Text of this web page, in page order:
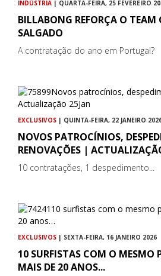
INDÚSTRIA | QUARTA-FEIRA, 25 FEVEREIRO
BILLABONG REFORÇA O
SALGADO
A contratação do ano em Portugal?
EXCLUSIVOS | QUINTA-FEIRA, 22 JANEIRO
NOVOS PATROCÍNIOS,
RENOVAÇÕES |
10 contratações, 1 despedimento...
EXCLUSIVOS | SEXTA-FEIRA, 16 JANEIRO 2026
10 SURFISTAS COM O MESMO
MAIS DE 20 ANOS...